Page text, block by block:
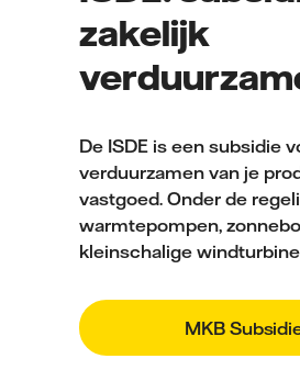
zakelijk
De ISDE is een subsidie
verduurzamen van je
vastgoed. Onder de
warmtepompen,
kleinschalige
MKB